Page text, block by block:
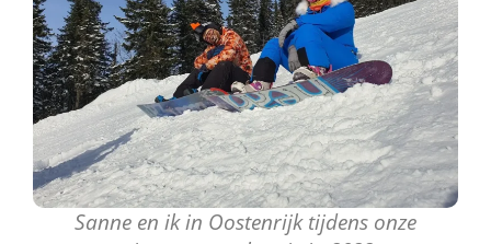
Sanne en ik in Oostenrijk tijdens onze